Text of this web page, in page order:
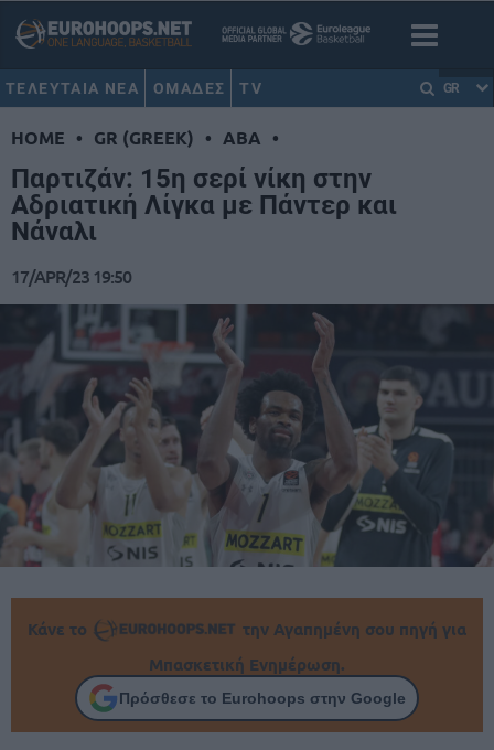
ΤΕΛΕΥΤΑΙΑ ΝΕΑ ΟΜΑΔΕΣ TV GR
HOME • GR (GREEK) • ABA •
Παρτιζάν: 15η σερί νίκη στην
Αδριατική Λίγκα με Πάντερ και
Νάναλι
17/APR/23 19:50
Κάνε το
την Αγαπημένη σου πηγή για
Μπασκετική Ενημέρωση.
Πρόσθεσε το Eurohoops στην Google